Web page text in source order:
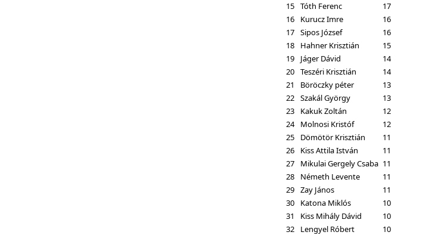
15 Tóth Ferenc
17
16
Kurucz Imre
16
17 Sipos József
16
18
Hahner Krisztián
15
19
Jáger Dávid
14
20 Teszéri Krisztián
14
21
Böröczky péter
13
22 Szakál György
13
23
Kakuk Zoltán
12
24
Molnosi Kristóf
12
25
Dömötör Krisztián
11
26
Kiss Attila István
11
27
Mikulai Gergely Csaba 11
28
Németh Levente
11
29 Zay János
11
30
Katona Miklós
10
31
Kiss Mihály Dávid
10
32
Lengyel Róbert
10